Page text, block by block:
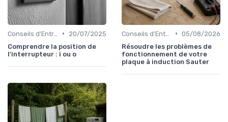
•
20/07/2025
Comprendre la position de
l'interrupteur : i ou o
• 05/08/2026
Résoudre les problèmes de
fonctionnement de votre
plaque à induction Sauter